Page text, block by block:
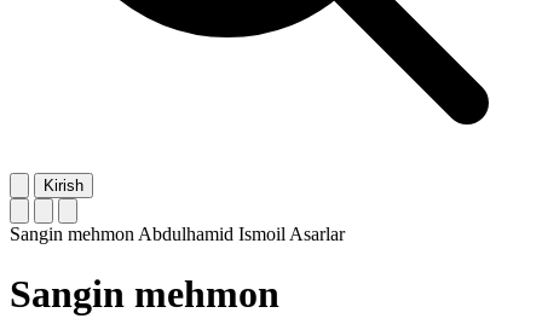
Kirish
Sangin mehmonAbdulhamid IsmoilAsarlar
Sangin mehmon